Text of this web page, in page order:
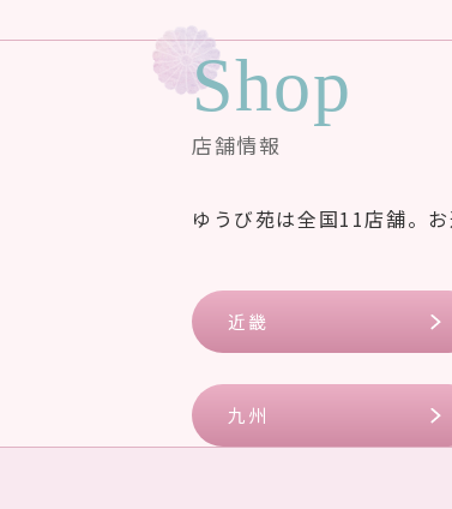
Shop
店舗情報
ゆうび苑は全国11店舗。
近畿
九州